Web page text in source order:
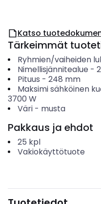
Katso
Tärkeimmät
Ryhmien/vaiheiden
Nimellisjännitealue -
Pituus - 248 mm
Maksimi sähköinen
3700 W
Väri- musta
Pakkaus ja ehdot
25 kpl
Vakiokäyttötuote